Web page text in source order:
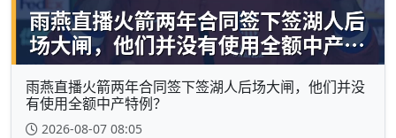
雨燕直播火箭两年合同签下签湖人后场大闸，他们并没
有使用全额中产特例？
2026-08-07 08:05